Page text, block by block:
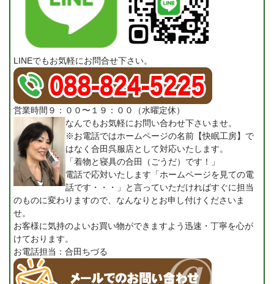
LINEでもお気軽にお問合せ下さい。
営業時間９：００〜１９：００（水曜定休）
なんでもお気軽にお問い合わせ下さいませ。
※お電話ではホームページの名前【快眠工房】で
はなく合田呉服店として対応いたします。
「着物と寝具の合田（ごうだ）です！」
電話で応対いたします「ホームページを見ての電
話です・・・」と言っていただければすぐに担当
のものに変わりますので、なんなりとお申し付けくださいま
せ。
お客様に気持のよいお買い物ができますよう迅速・丁寧を心が
けております。
お電話担当：合田ちづる